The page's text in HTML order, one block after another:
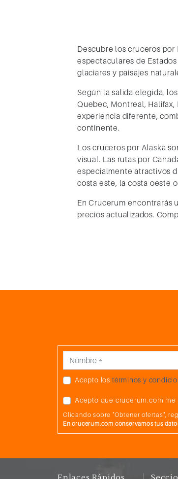
Descubre los cruceros
espectaculares de
glaciares y paisajes
Según la salida elegida,
Quebec, Montreal,
experiencia diferente,
continente.
Los cruceros por Alaska
visual. Las rutas por
especialmente atractivos
costa este, la costa oeste
En Crucerum encontrarás
precios actualizados.
Acepto los términos y
Acepto que crucerum.com
Clicando sobre "Obtener ofertas",
En crucerum.com conservamos tus